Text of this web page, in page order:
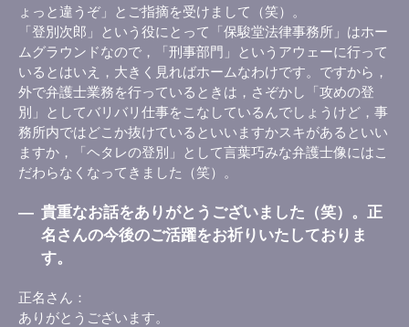
ょっと違うぞ」とご指摘を受けまして（笑）。
「登別次郎」という役にとって「保駿堂法律事務所」はホー
ムグラウンドなので，「刑事部門」というアウェーに行って
いるとはいえ，大きく見ればホームなわけです。ですから，
外で弁護士業務を行っているときは，さぞかし「攻めの登
別」としてバリバリ仕事をこなしているんでしょうけど，事
務所内ではどこか抜けているといいますかスキがあるといい
ますか，「ヘタレの登別」として言葉巧みな弁護士像にはこ
だわらなくなってきました（笑）。
― 貴重なお話をありがとうございました（笑）。正
名さんの今後のご活躍をお祈りいたしておりま
す。
正名さん
ありがとうございます。